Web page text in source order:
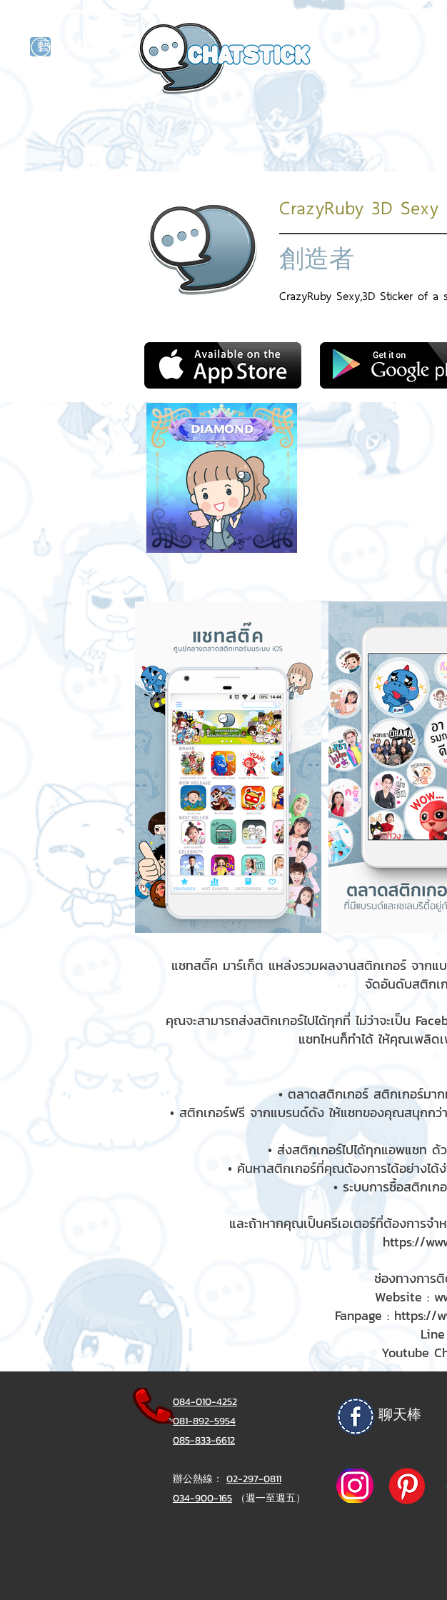
藝人演員
主頁
CrazyRuby 3D Sexy
創造者
CrazyRuby Sexy,3D Sticker of a
แชทสติ๊ค มาร์เก็ต แหล่งรวมผลงานสติกเกอร์ จากแ
จัดอันดับสติกเ
คุณจะสามารถส่งสติกเกอร์ไปได้ทุกที่ ไม่ว่าจะเป็น
แชทไหนก็ทำได้ ให้คุณเพลิด
• ตลาดสติกเกอร์ สติกเกอร์มาก
• สติกเกอร์ฟรี จากแบรนด์ดัง ให้แชทของคุณสนุกก
• ส่งสติกเกอร์ไปได้ทุกแอพแชท
• ค้นหาสติกเกอร์ที่คุณต้องการได้อย่างได้
• ระบบการซื้อสติกเ
และถ้าหากคุณเป็นครีเอเตอร์ที่ต้องการจ
https://
ช่องทางการ
Website :
Fanpage : https://
Youtube
084-010-4252
081-892-5954
085-833-6612
辦公熱線： 02-297-0811
034-900-165 （週一至週五）
聊天棒